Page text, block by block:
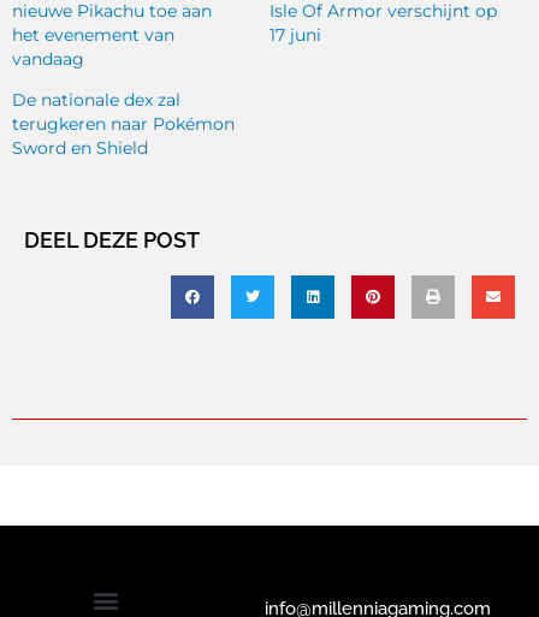
nieuwe Pikachu toe aan
het evenement van
vandaag
Isle Of Armor verschijnt op
17 juni
De nationale dex zal
terugkeren naar Pokémon
Sword en Shield
DEEL DEZE POST
info@millenniagaming.com